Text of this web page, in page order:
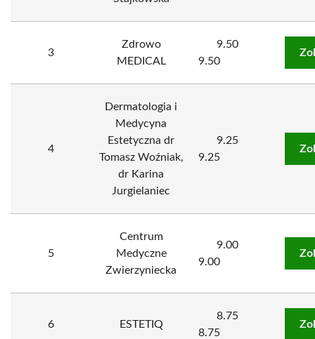
3
Zdrowo
MEDICAL
9.50
9.50
4
Dermatologia i
Medycyna
Estetyczna dr
Tomasz Woźniak,
dr Karina
Jurgielaniec
9.25
9.25
5
Centrum
Medyczne
Zwierzyniecka
9.00
9.00
6 ESTETIQ
8.75
8.75